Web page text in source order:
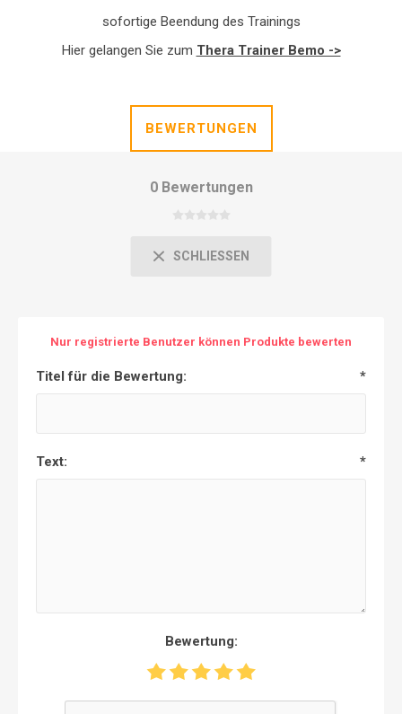
sofortige Beendung des Trainings
Hier gelangen Sie zum Thera Trainer Bemo ->
BEWERTUNGEN
0 Bewertungen
SCHLIESSEN
Nur registrierte Benutzer können Produkte bewerten
Titel für die Bewertung: *
Text: *
Bewertung: